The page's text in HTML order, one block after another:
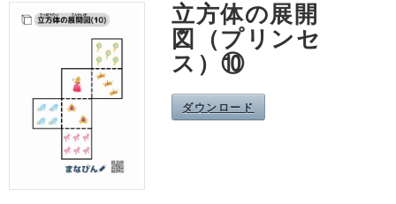
立方体の展開
図（プリンセ
ス）⑩
ダウンロード